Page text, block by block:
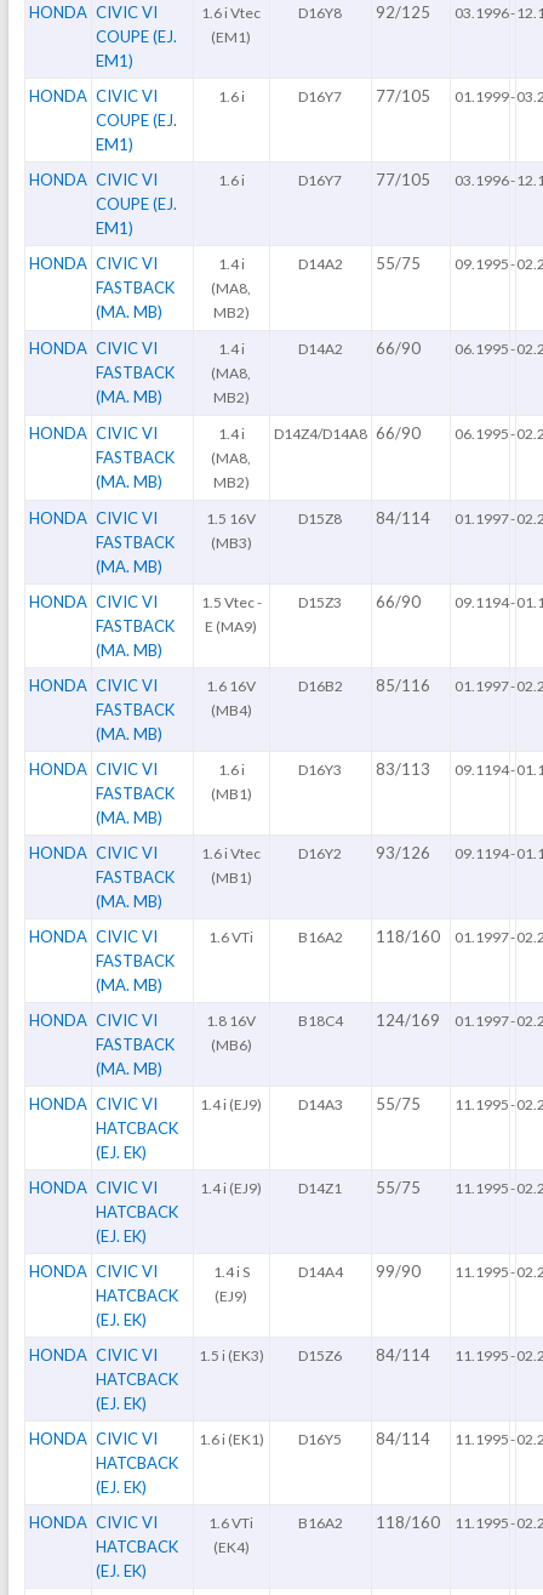
HONDA CIVIC VI
COUPE (EJ.
EM1)
1.6 i Vtec
(EM1)
D16Y8 92/125 03.1996-
HONDA CIVIC VI
COUPE (EJ.
EM1)
1.6 i D16Y7 77/105 01.1999-
HONDA CIVIC VI
COUPE (EJ.
EM1)
1.6 i D16Y7 77/105 03.1996-
HONDA CIVIC VI
FASTBACK
(MA. MB)
1.4 i
(MA8,
MB2)
D14A2 55/75 09.1995-
HONDA CIVIC VI
FASTBACK
(MA. MB)
1.4 i
(MA8,
MB2)
D14A2 66/90 06.1995-
HONDA CIVIC VI
FASTBACK
(MA. MB)
1.4 i
(MA8,
MB2)
D14Z4/D14A8 66/90 06.1995-
HONDA CIVIC VI
FASTBACK
(MA. MB)
1.5 16V
(MB3)
D15Z8 84/114 01.1997-
HONDA CIVIC VI
FASTBACK
(MA. MB)
1.5 Vtec -
E (MA9)
D15Z3 66/90 09.1194-
HONDA CIVIC VI
FASTBACK
(MA. MB)
1.6 16V
(MB4)
D16B2 85/116 01.1997-
HONDA CIVIC VI
FASTBACK
(MA. MB)
1.6 i
(MB1)
D16Y3 83/113 09.1194-
HONDA CIVIC VI
FASTBACK
(MA. MB)
1.6 i Vtec
(MB1)
D16Y2 93/126 09.1194-
HONDA CIVIC VI
FASTBACK
(MA. MB)
1.6 VTi B16A2 118/160 01.1997-
HONDA CIVIC VI
FASTBACK
(MA. MB)
1.8 16V
(MB6)
B18C4 124/169 01.1997-
HONDA CIVIC VI
HATCBACK
(EJ. EK)
1.4 i (EJ9) D14A3 55/75 11.1995-
HONDA CIVIC VI
HATCBACK
(EJ. EK)
1.4 i (EJ9) D14Z1 55/75 11.1995-
HONDA CIVIC VI
HATCBACK
(EJ. EK)
1.4 i S
(EJ9)
D14A4 99/90 11.1995-
HONDA CIVIC VI
HATCBACK
(EJ. EK)
1.5 i (EK3) D15Z6 84/114 11.1995-
HONDA CIVIC VI
HATCBACK
(EJ. EK)
1.6 i (EK1) D16Y5 84/114 11.1995-
HONDA CIVIC VI
HATCBACK
(EJ. EK)
1.6 VTi
(EK4)
B16A2 118/160 11.1995-